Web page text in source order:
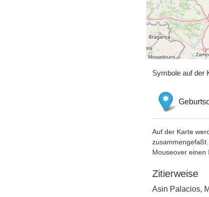
Symbole auf der
Auf der Karte
Mouseover einen
Zitierweise
Asin Palacios,